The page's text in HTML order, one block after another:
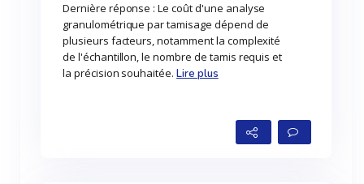
Dernière réponse : Le coût d'une analyse
granulométrique par tamisage dépend de
plusieurs facteurs, notamment la complexité
de l'échantillon, le nombre de tamis requis et
la précision souhaitée.Lire plus